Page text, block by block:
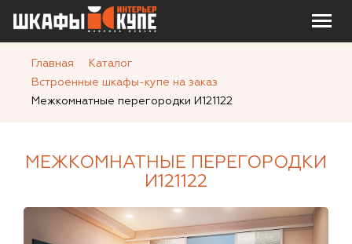
Главная
Каталог
Встроенные шкафы-купе на заказ
Межкомнатные перегородки И121122
МЕЖКОМНАТНЫЕ ПЕРЕГОРОДКИ
И121122